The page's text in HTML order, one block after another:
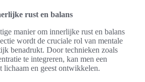
rust en balans
manier om innerlijke rust en balans
wordt de cruciale rol van mentale
benadrukt. Door technieken zoals
te integreren, kan men een
lichaam en geest ontwikkelen.